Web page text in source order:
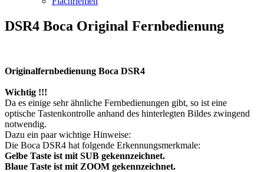
DSR4 Boca Original Fernbedienung
Originalfernbedienung Boca DSR4
Wichtig !!!
Da es einige sehr ähnliche Fernbedienungen gibt, so ist eine
optische Tastenkontrolle anhand des hinterlegten Bildes zwingend
notwendig.
Dazu ein paar wichtige Hinweise:
Die Boca DSR4 hat folgende Erkennungsmerkmale:
Gelbe Taste ist mit SUB gekennzeichnet.
Blaue Taste ist mit ZOOM gekennzeichnet.